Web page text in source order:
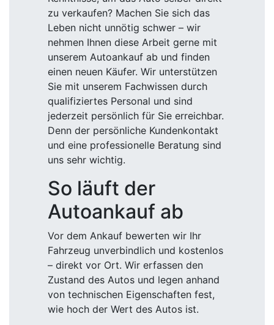
zu verkaufen? Machen Sie sich das
Leben nicht unnötig schwer – wir
nehmen Ihnen diese Arbeit gerne mit
unserem Autoankauf ab und finden
einen neuen Käufer. Wir unterstützen
Sie mit unserem Fachwissen durch
qualifiziertes Personal und sind
jederzeit persönlich für Sie erreichbar.
Denn der persönliche Kundenkontakt
und eine professionelle Beratung sind
uns sehr wichtig.
So läuft der
Autoankauf ab
Vor dem Ankauf bewerten wir Ihr
Fahrzeug unverbindlich und kostenlos
– direkt vor Ort. Wir erfassen den
Zustand des Autos und legen anhand
von technischen Eigenschaften fest,
wie hoch der Wert des Autos ist.